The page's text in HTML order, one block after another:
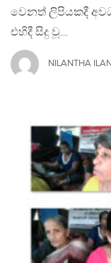
වෙනත් ලිපියකදී
එහිදී සිදු වූ…
NILANTHA